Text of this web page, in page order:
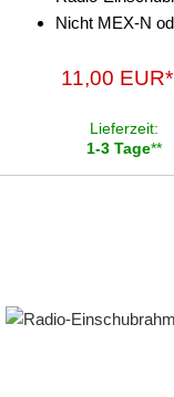
Nicht MEX-N
11,00 EUR*
Lieferzeit:
1-3 Tage**